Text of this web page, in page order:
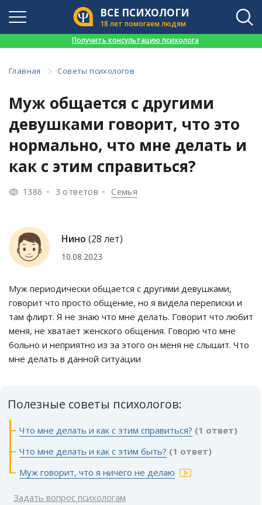
ВСЕ ПСИХОЛОГИ
18 лет помогаем людям
Получить консультацию психолога
Главная Советы психологов
Муж общается с другими
девушками говорит, что это
нормально, что мне делать и
как с этим справиться?
1386 3 ответов Семья
Нино (28 лет)
10.08.2023
Муж периодически общается с другими девушками,
говорит что просто общение, но я видела переписки и
там флирт. Я не знаю что мне делать. Говорит что любит
меня, не хватает женского общения. Говорю что мне
больно и неприятно из за этого он меня не слышит. Что
мне делать в данной ситуации
Полезные советы психологов:
Что мне делать и как с этим справиться? (1 ответ)
Что мне делать и как с этим быть? (1 ответ)
Муж говорит, что я ничего не делаю
Задать вопрос психологам